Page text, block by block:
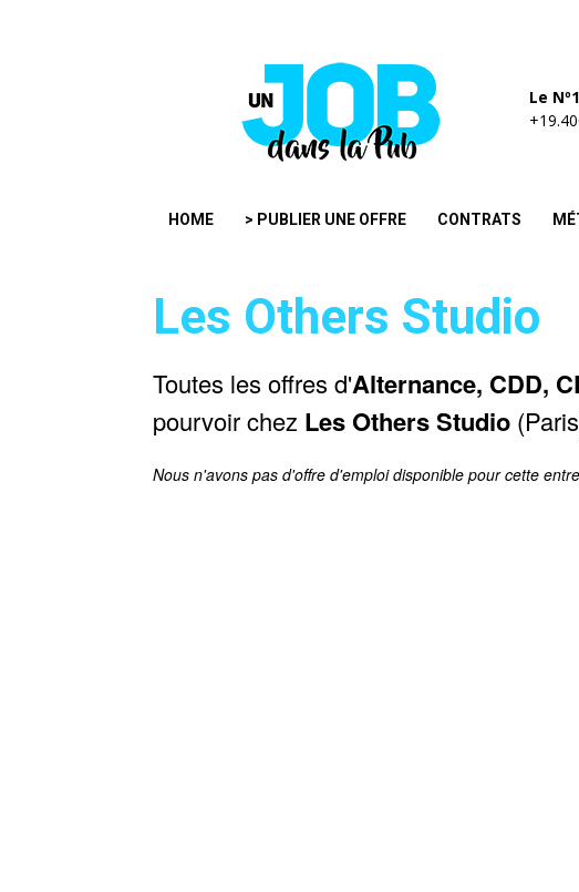
Le
HOME > PUBLIER UNE OFFRE CONTRATS
Les Others Studio
Toutes les offres d'Alternance, CDD,
pourvoir chez Les Others Studio
Nous n'avons pas d'offre d'emploi disponible pour cette